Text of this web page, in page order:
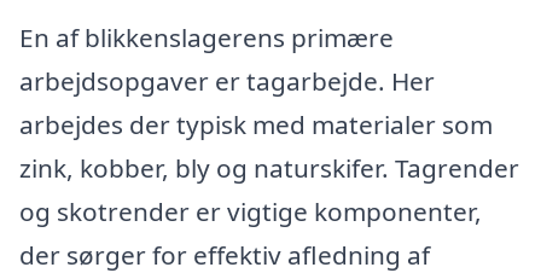
En af blikkenslagerens primære
arbejdsopgaver er tagarbejde. Her
arbejdes der typisk med materialer som
zink, kobber, bly og naturskifer. Tagrender
og skotrender er vigtige komponenter,
der sørger for effektiv afledning af